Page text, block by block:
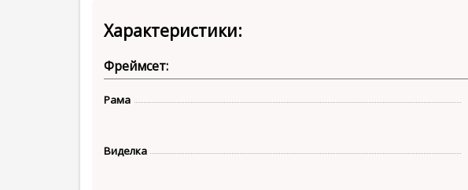
Характеристики:
Фреймсет:
Рама
Виделка